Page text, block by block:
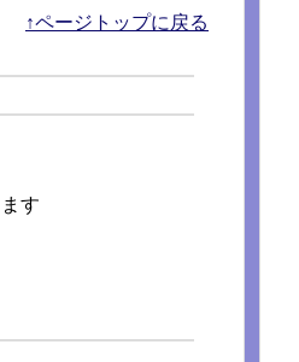
↑ページトップに戻る
す